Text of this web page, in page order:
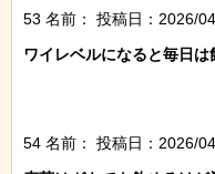
53 名前：
投稿日：2026/
ワイレベルになると毎日
54 名前：
投稿日：2026/